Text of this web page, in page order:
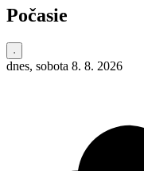
Počasie
dnes, sobota 8. 8. 2026